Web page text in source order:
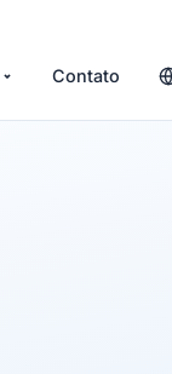
Contato